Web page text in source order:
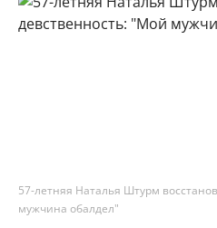
57-летняя Наталья Штурм
мужчина обалдел"